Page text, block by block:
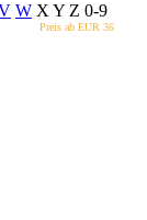
W X Y Z 0-9
Preis ab EUR36